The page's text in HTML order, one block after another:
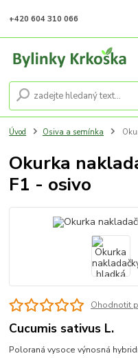
+420 604 310 066
Úvod Osiva a semínka
Okurka
F1 - osivo
Ohodnotit
Cucumis sativus L.
Poloraná vysoce výnosná